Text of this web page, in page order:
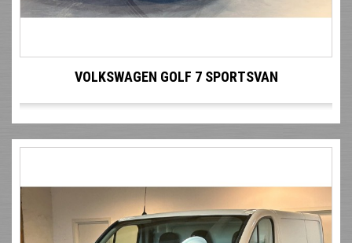
VOLKSWAGEN GOLF 7 SPORTSVAN